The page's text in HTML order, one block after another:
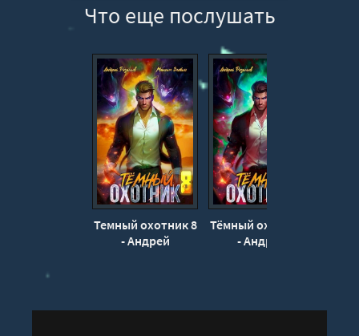
Что еще послушать
Темный охотник 8
- Андрей
Тёмный охотник 7
- Андрей